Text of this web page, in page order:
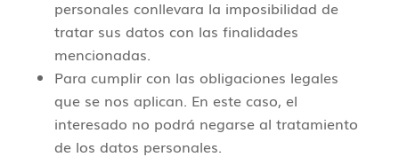
personales conllevara la imposibilidad de
tratar sus datos con las finalidades
mencionadas.
Para cumplir con las obligaciones legales
que se nos aplican. En este caso, el
interesado no podrá negarse al tratamiento
de los datos personales.